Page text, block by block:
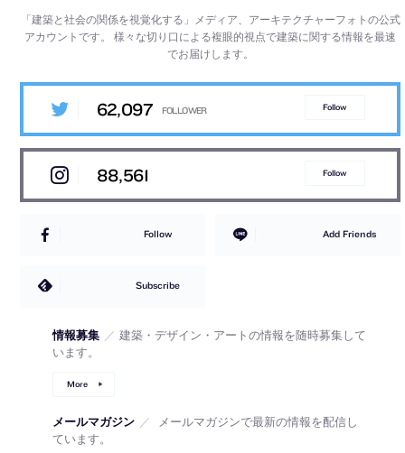
「建築と社会の関係を視覚化する」メディア、アーキテクチャーフォトの公式
アカウントです。様々な切り口による複眼的視点で建築に関する情報を最速
でお届けします。
62,097 Follow
88,561 Follow
Follow Add Friends
Subscribe
情報募集 ／ 建築・デザイン・アートの情報を随時募集して
います。
More
メールマガジン ／
メールマガジンで最新の情報を配信し
ています。